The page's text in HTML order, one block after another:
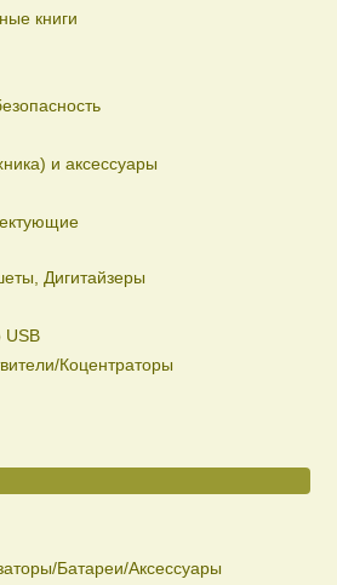
книги
и аксессуары
Дигитайзеры
USB
Коцентраторы
Батареи/Аксессуары